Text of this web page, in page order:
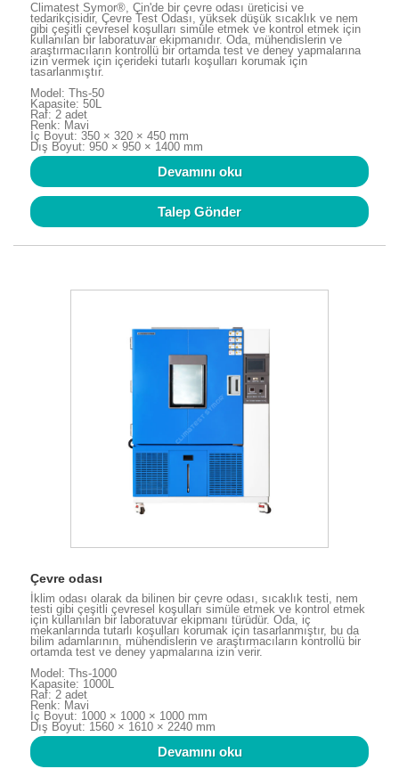
Climatest Symor®, Çin'de bir çevre odası üreticisi ve
tedarikçisidir, Çevre Test Odası, yüksek düşük sıcaklık ve nem
gibi çeşitli çevresel koşulları simüle etmek ve kontrol etmek için
kullanılan bir laboratuvar ekipmanıdır. Oda, mühendislerin ve
araştırmacıların kontrollü bir ortamda test ve deney yapmalarına
izin vermek için içerideki tutarlı koşulları korumak için
tasarlanmıştır.
Model: Ths-50
Kapasite: 50L
Raf: 2 adet
Renk: Mavi
İç Boyut: 350 × 320 × 450 mm
Dış Boyut: 950 × 950 × 1400 mm
Devamını oku
Talep Gönder
Çevre odası
İklim odası olarak da bilinen bir çevre odası, sıcaklık testi, nem
testi gibi çeşitli çevresel koşulları simüle etmek ve kontrol etmek
için kullanılan bir laboratuvar ekipmanı türüdür. Oda, iç
mekanlarında tutarlı koşulları korumak için tasarlanmıştır, bu da
bilim adamlarının, mühendislerin ve araştırmacıların kontrollü bir
ortamda test ve deney yapmalarına izin verir.
Model: Ths-1000
Kapasite: 1000L
Raf: 2 adet
Renk: Mavi
İç Boyut: 1000 × 1000 × 1000 mm
Dış Boyut: 1560 × 1610 × 2240 mm
Devamını oku